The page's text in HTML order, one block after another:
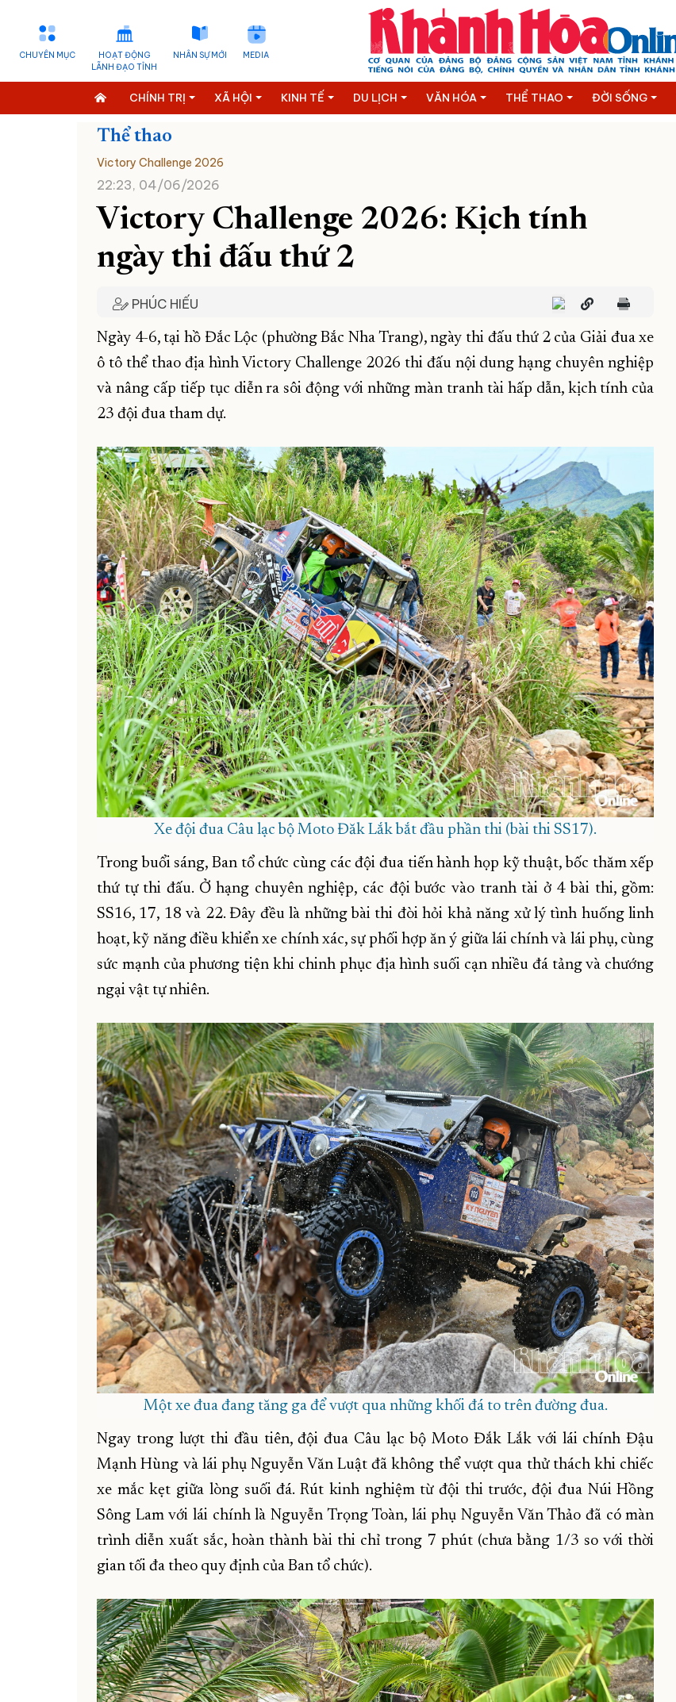
CHUYÊN MỤC
HOẠT ĐỘNG
LÃNH ĐẠO TỈNH
NHÂN SỰ MỚI MEDIA
CHÍNH TRỊ XÃ HỘI KINH TẾ DU LỊCH VĂN HÓA THỂ THAO ĐỜI SỐNG
Thể thao
Victory Challenge 2026
22:23, 04/06/2026
Victory Challenge 2026: Kịch tính
ngày thi đấu thứ 2
PHÚC HIẾU
Ngày 4-6, tại hồ Đắc Lộc (phường Bắc Nha Trang), ngày thi đấu thứ 2 của Giải đua xe
ô tô thể thao địa hình Victory Challenge 2026 thi đấu nội dung hạng chuyên nghiệp
và nâng cấp tiếp tục diễn ra sôi động với những màn tranh tài hấp dẫn, kịch tính của
23 đội đua tham dự.
Xe đội đua Câu lạc bộ Moto Đăk Lắk bắt đầu phần thi (bài thi SS17).
Trong buổi sáng, Ban tổ chức cùng các đội đua tiến hành họp kỹ thuật, bốc thăm xếp
thứ tự thi đấu. Ở hạng chuyên nghiệp, các đội bước vào tranh tài ở 4 bài thi, gồm:
SS16, 17, 18 và 22. Đây đều là những bài thi đòi hỏi khả năng xử lý tình huống linh
hoạt, kỹ năng điều khiển xe chính xác, sự phối hợp ăn ý giữa lái chính và lái phụ, cùng
sức mạnh của phương tiện khi chinh phục địa hình suối cạn nhiều đá tảng và chướng
ngại vật tự nhiên.
Một xe đua đang tăng ga để vượt qua những khối đá to trên đường đua.
Ngay trong lượt thi đầu tiên, đội đua Câu lạc bộ Moto Đắk Lắk với lái chính Đậu
Mạnh Hùng và lái phụ Nguyễn Văn Luật đã không thể vượt qua thử thách khi chiếc
xe mắc kẹt giữa lòng suối đá. Rút kinh nghiệm từ đội thi trước, đội đua Núi Hồng
Sông Lam với lái chính là Nguyễn Trọng Toàn, lái phụ Nguyễn Văn Thảo đã có màn
trình diễn xuất sắc, hoàn thành bài thi chỉ trong 7 phút (chưa bằng 1/3 so với thời
gian tối đa theo quy định của Ban tổ chức).